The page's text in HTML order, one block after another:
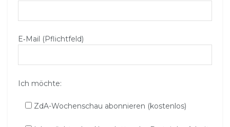
E‑Mail (Pflichtfeld)
Ich möchte:
ZdA-Wochenschau abonnieren (kostenlos)